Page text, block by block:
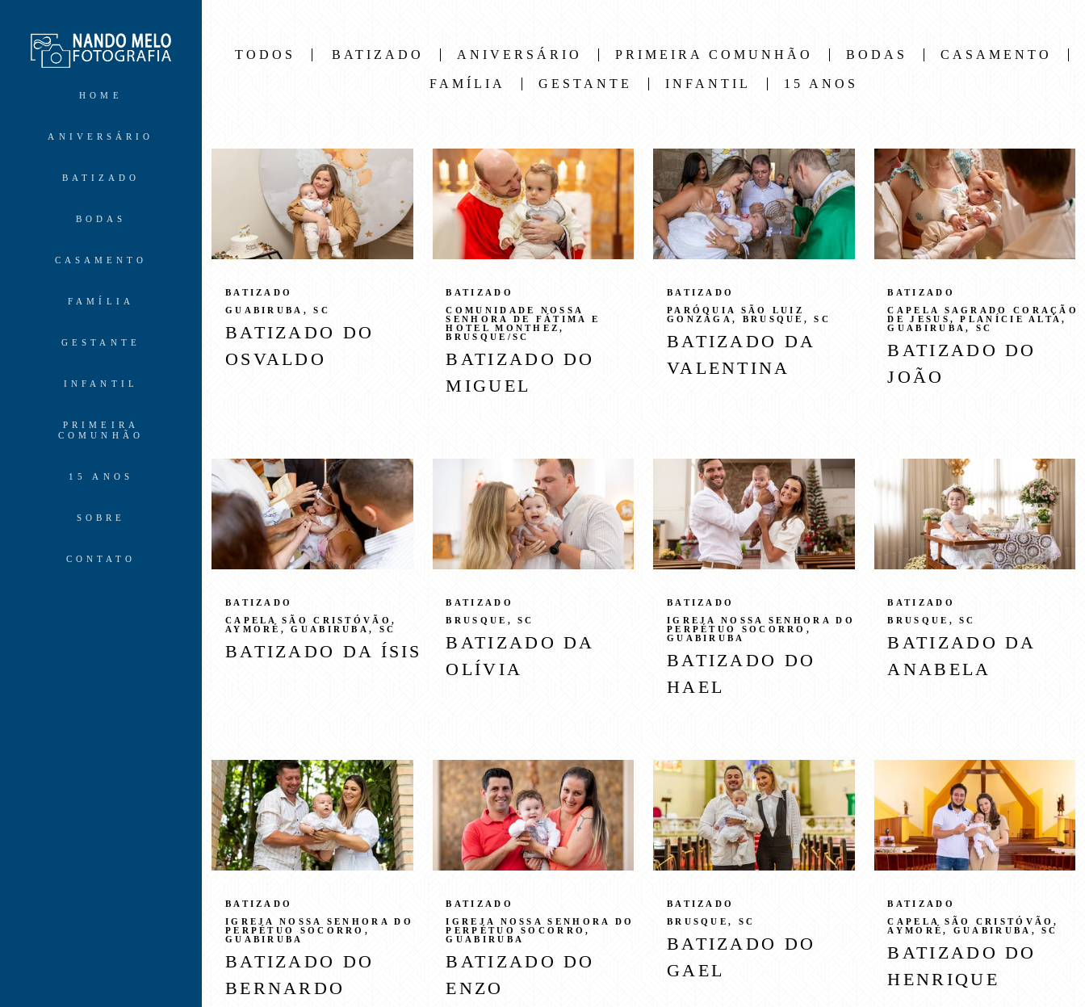
HOME
ANIVERSÁRIO
BATIZADO
BODAS
CASAMENTO
FAMÍLIA
GESTANTE
INFANTIL
PRIMEIRA
COMUNHÃO
15 ANOS
SOBRE
CONTATO
TODOS BATIZADO ANIVERSÁRIO PRIMEIRA COMUNHÃO BODAS CASAMENTO
FAMÍLIA GESTANTE INFANTIL 15 ANOS
BATIZADO DO
OSVALDO
BATIZADO
GUABIRUBA, SC
BATIZADO DO
MIGUEL
BATIZADO
COMUNIDADE NOSSA
SENHORA DE FÁTIMA E
HOTEL MONTHEZ,
BRUSQUE/SC
BATIZADO DA
VALENTINA
BATIZADO
PARÓQUIA SÃO LUIZ
GONZAGA, BRUSQUE, SC
BATIZADO DO
JOÃO
BATIZADO
CAPELA SAGRADO CORAÇÃO
DE JESUS, PLANÍCIE ALTA,
GUABIRUBA, SC
BATIZADO DA ÍSIS
BATIZADO
CAPELA SÃO CRISTÓVÃO,
AYMORÉ, GUABIRUBA, SC
BATIZADO DA
OLÍVIA
BATIZADO
BRUSQUE, SC
BATIZADO DO
HAEL
BATIZADO
IGREJA NOSSA SENHORA DO
PERPÉTUO SOCORRO,
GUABIRUBA
BATIZADO DA
ANABELA
BATIZADO
BRUSQUE, SC
BATIZADO DO
BERNARDO
BATIZADO
IGREJA NOSSA SENHORA DO
PERPÉTUO SOCORRO,
GUABIRUBA
BATIZADO DO
ENZO
BATIZADO
IGREJA NOSSA SENHORA DO
PERPÉTUO SOCORRO,
GUABIRUBA
BATIZADO DO
GAEL
BATIZADO
BRUSQUE, SC
BATIZADO DO
HENRIQUE
BATIZADO
CAPELA SÃO CRISTÓVÃO,
AYMORÉ, GUABIRUBA, SC